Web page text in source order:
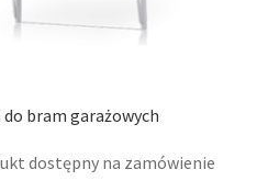
bram garażowych
dostępny na zamówienie